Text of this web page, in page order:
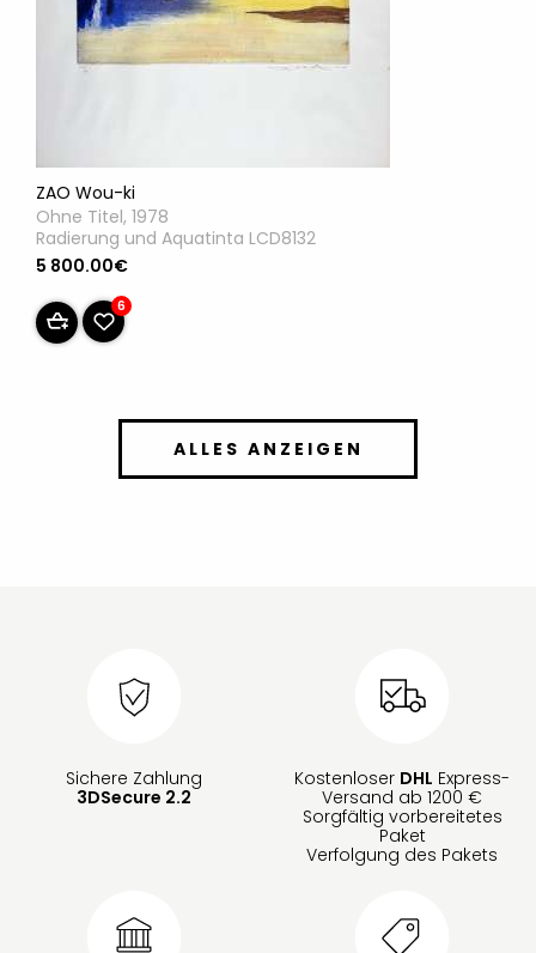
ZAO Wou-ki
Ohne Titel, 1978
Radierung und Aquatinta LCD8132
5 800.00€
6
ALLES ANZEIGEN
Sichere Zahlung
3DSecure 2.2
Kostenloser DHL Express-
Versand ab 1200 €
Sorgfältig vorbereitetes
Paket
Verfolgung des Pakets